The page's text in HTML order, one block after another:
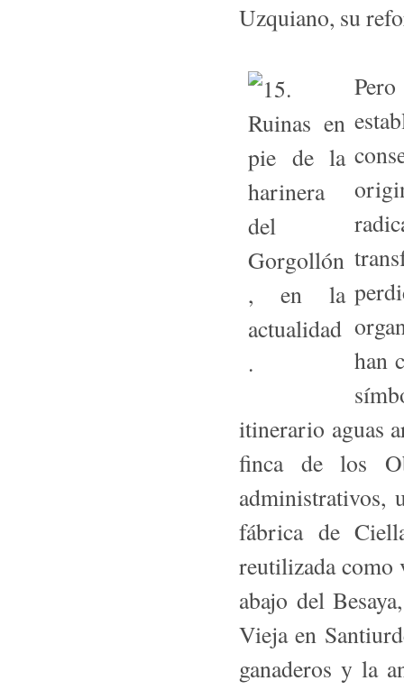
Uzquiano, su
han
itinerario aguas
finca de los
administrativos,
fábrica de
reutilizada como
abajo del
Vieja en
ganaderos y la